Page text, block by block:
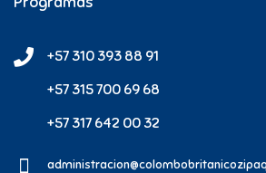
+57 310 393 88 91
+57 315 700 69 68
+57 317 642 00 32